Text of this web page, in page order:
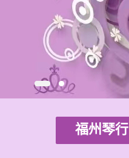
福州琴行